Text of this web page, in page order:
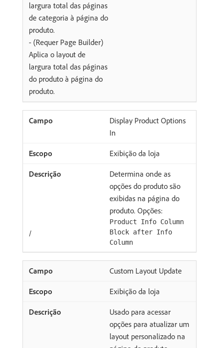
largura total das páginas
de categoria à página do
produto.
- (Requer Page Builder)
Aplica o layout de
largura total das páginas
do produto à página do
produto.
Display Product Options
In
Exibição da loja
Determina onde as
opções do produto são
exibidas na página do
produto. Opções:
Product Info Column
/
Block after Info
Column
Custom Layout Update
Exibição da loja
Usado para acessar
opções para atualizar um
layout personalizado na